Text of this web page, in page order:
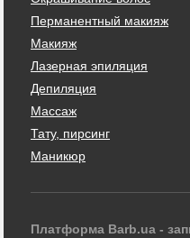
Перманентный макияж
Макияж
Лазерная эпиляция
Депиляция
Массаж
Тату, пирсинг
Маникюр
Платформа Barb.ua -